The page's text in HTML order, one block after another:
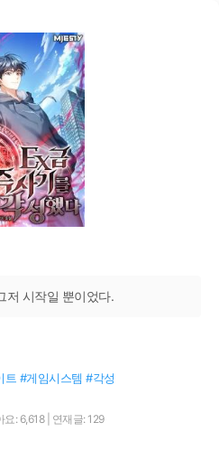
저 시작일 뿐이었다.
#게임시스템 #각성
요: 6,618 연재글: 129